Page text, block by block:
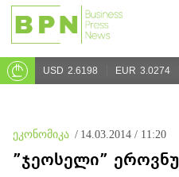
USD 2.6198 EUR 3.0274
ეკონომიკა / 14.03.2014 / 11:20
”ჯეოსელი”